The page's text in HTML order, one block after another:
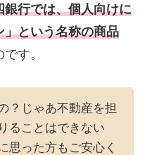
銀行では、個人向けに
という名称の商品
です。
？じゃあ不動産を担
ることはできない
思った方もご安心く